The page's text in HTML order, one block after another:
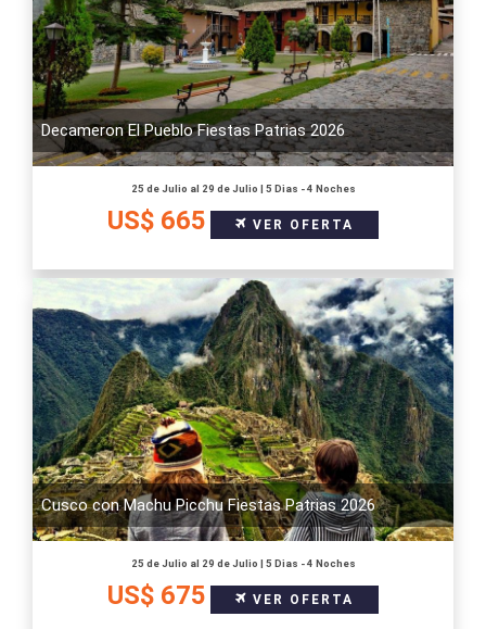
Decameron El Pueblo Fiestas Patrias 2026
25 de Julio al 29 de Julio | 5 Dias - 4 Noches
US$ 665 VER OFERTA
Cusco con Machu Picchu Fiestas Patrias 2026
25 de Julio al 29 de Julio | 5 Dias - 4 Noches
US$ 675 VER OFERTA